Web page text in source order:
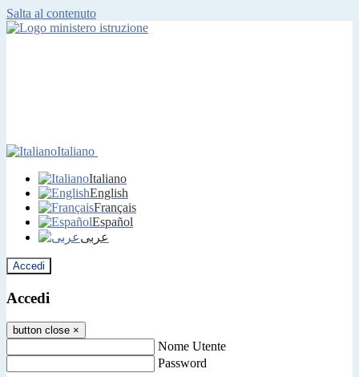
Salta al contenuto
Italiano
Italiano
English
Français
Español
عربى
Accedi
Accedi
button close ×
Nome Utente
Password